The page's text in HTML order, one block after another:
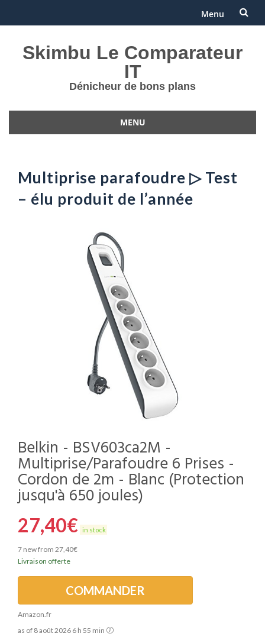
Menu
Skimbu Le Comparateur
IT
Dénicheur de bons plans
MENU
Multiprise parafoudre ▷ Test
– élu produit de l’année
Belkin - BSV603ca2M -
Multiprise/Parafoudre 6 Prises -
Cordon de 2m - Blanc (Protection
jusqu'à 650 joules)
27,40€ in stock
7 new from 27,40€
Livraison offerte
COMMANDER
Amazon.fr
as of 8 août 2026 6 h 55 min